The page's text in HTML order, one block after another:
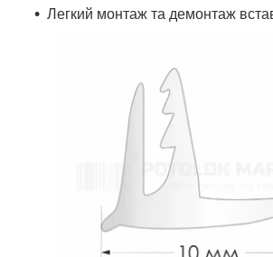
Легкий монтаж та демонтаж